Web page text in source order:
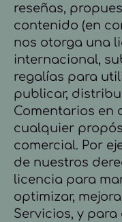
reseñas,
contenido (en
nos otorga una
internacional,
regalías para
publicar,
Comentarios en
cualquier
comercial. Por
de nuestros
licencia para
optimizar,
Servicios, y